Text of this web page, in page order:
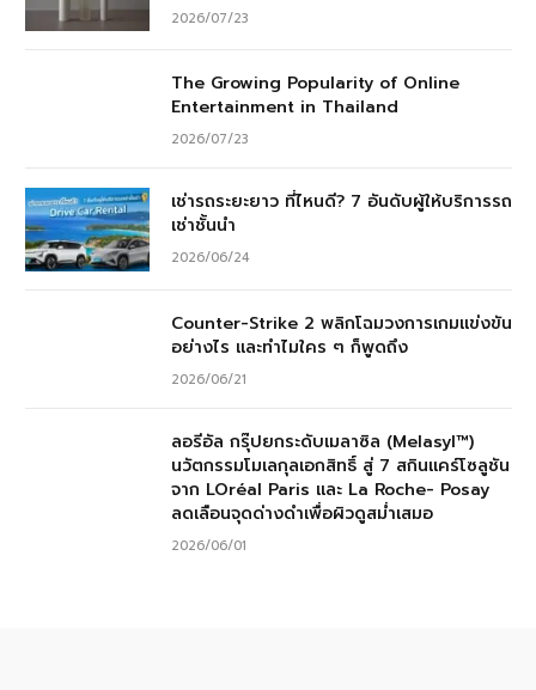
2026/07/23
The Growing Popularity of Online
Entertainment in Thailand
2026/07/23
เช่ารถระยะยาว ที่ไหนดี? 7 อันดับผู้ให้บริการรถ
เช่าชั้นนำ
2026/06/24
Counter-Strike 2 พลิกโฉมวงการเกมแข่งขัน
อย่างไร และทำไมใคร ๆ ก็พูดถึง
2026/06/21
ลอรีอัล กรุ๊ปยกระดับเมลาซิล (Melasyl™)
นวัตกรรมโมเลกุลเอกสิทธิ์ สู่ 7 สกินแคร์โซลูชัน
จาก LOréal Paris และ La Roche- Posay
ลดเลือนจุดด่างดำเพื่อผิวดูสม่ำเสมอ
2026/06/01